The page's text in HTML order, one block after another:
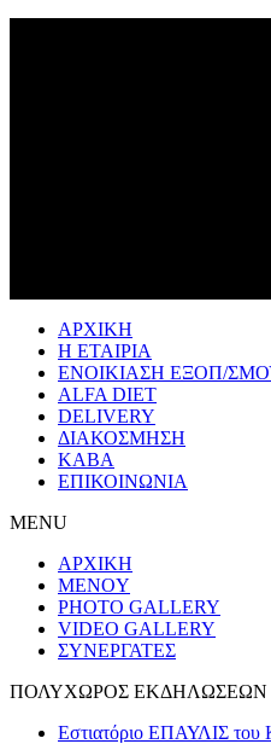
ΑΡΧΙΚΗ
Η ΕΤΑΙΡΙΑ
ΕΝΟΙΚΙΑΣΗ ΕΞΟΠ/
ALFA DIET
DELIVERY
ΔΙΑΚΟΣΜΗΣΗ
ΚΑΒΑ
ΕΠΙΚΟΙΝΩΝΙΑ
MENU
ΑΡΧΙΚΗ
MENOY
PHOTO GALLERY
VIDEO GALLERY
ΣΥΝΕΡΓΑΤΕΣ
ΠΟΛΥΧΩΡΟΣ ΕΚΔΗΛΩΣΕΩΝ
Εστιατόριο ΕΠΑΥΛΙΣ